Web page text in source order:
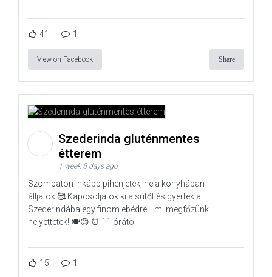
41 1
View on Facebook Share
Szederinda gluténmentes
étterem
1 week 5 days ago
Szombaton inkább pihenjetek, ne a konyhában
álljatok!🥰 Kapcsoljátok ki a sütőt és gyertek a
Szederindába egy finom ebédre– mi megfőzünk
helyettetek! 🍽️😊 ⏰ 11 órától
15 1